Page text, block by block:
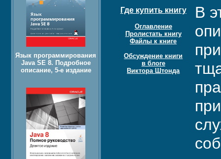
Где купить книгу
Оглавление
Пролистать книгу
Файлы к книге
Обсуждение книги
в блоге
Виктора Штонда
В
Язык программирования
Java SE 8. Подробное
описание, 5-е издание